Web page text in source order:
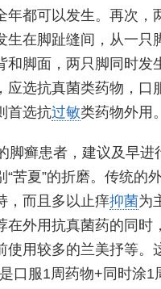
年都可以发生。再次，
生在脚趾缝间，从一只
和脚面，两只脚同时发
应选抗真菌类药物，口
首选抗过敏类药物外用。
脚癣患者，建议及早进
“苦夏”的折磨。传统的
，而且多以止痒抑菌为
在外用抗真菌药的同时
使用较多的兰美抒等。
口服1周药物+同时涂1